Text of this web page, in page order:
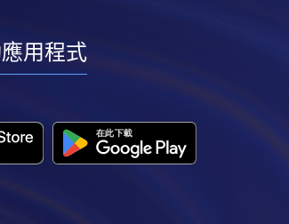
linkedininstagram
應用程式